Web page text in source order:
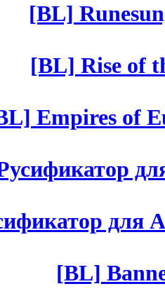
[BL]
[BL] Rise of
Empires of
для
[BL]